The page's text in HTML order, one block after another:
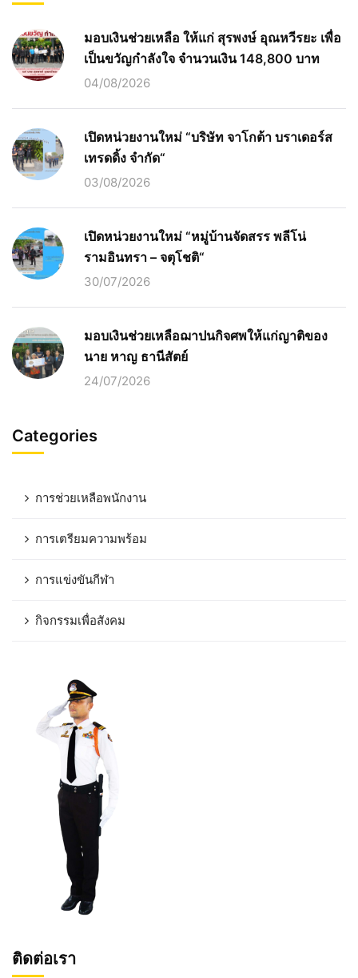
มอบเงินช่วยเหลือ ให้แก่ สุรพงษ์ อุณหวีรยะ เพื่อ
เป็นขวัญกำลังใจ จำนวนเงิน 148,800 บาท
04/08/2026
เปิดหน่วยงานใหม่ “บริษัท จาโกต้า บราเดอร์ส
เทรดดิ้ง จำกัด“
03/08/2026
เปิดหน่วยงานใหม่ “หมู่บ้านจัดสรร พลีโน่
รามอินทรา – จตุโชติ“
30/07/2026
มอบเงินช่วยเหลือฌาปนกิจศพให้แก่ญาติของ
นาย หาญ ธานีสัตย์
24/07/2026
Categories
การช่วยเหลือพนักงาน
การเตรียมความพร้อม
การแข่งขันกีฬา
กิจกรรมเพื่อสังคม
ติดต่อเรา